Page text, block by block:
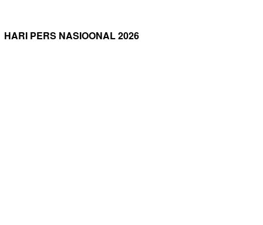
HARI PERS NASIOONAL 2026